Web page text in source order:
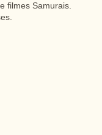
filmes Samurais.